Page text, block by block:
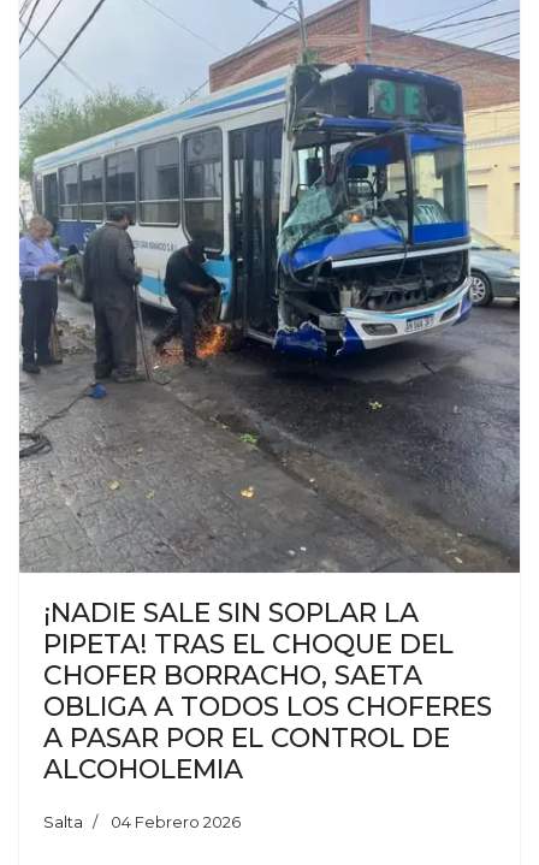
¡NADIE SALE SIN SOPLAR LA
PIPETA! TRAS EL CHOQUE DEL
CHOFER BORRACHO, SAETA
OBLIGA A TODOS LOS CHOFERES
A PASAR POR EL CONTROL DE
ALCOHOLEMIA
Salta 04 Febrero 2026